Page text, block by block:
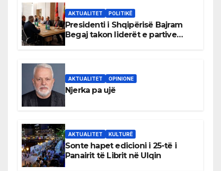
AKTUALITET POLITIKË
Presidenti i Shqipërisë Bajram
Begaj takon liderët e partive
AKTUALITET OPINIONE
Njerka pa ujë
AKTUALITET KULTURË
Sonte hapet edicioni i 25-të i
Panairit të Librit në Ulqin